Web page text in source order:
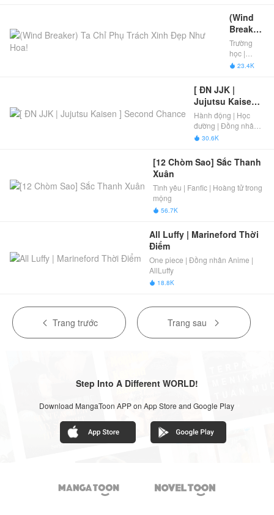
(Wind
Breaker)
Ta Chỉ
Phụ
Trách
Đẹp
Như
Hoa!
Trường
học |
Boylove |
Không |
Đồng
nhân
Anime |
Wind
 23.4K
[ ĐN JJK |
Jujutsu Kaisen ]
Second Chance
Hành động | Học
đường | Đồng nhân
Anime | Jujutsu
 30.6K
[12 Chòm Sao] Sắc Thanh
Xuân
Tình yêu | Fanfic | Hoàng tử trong
mộng
 56.7K
All Luffy | Marineford Thời
Điểm
One piece | Đồng nhân Anime |
AllLuffy
 18.8K
 Trang trước Trang sau 
Step Into A Different WORLD!
Download MangaToon APP on App Store and Google Play
 